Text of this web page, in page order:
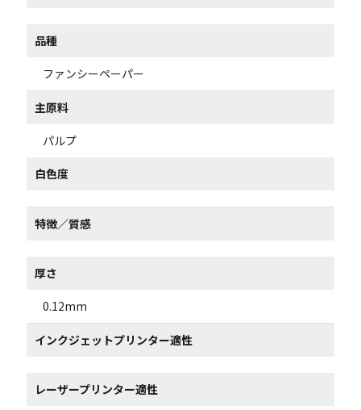
品種
ファンシーペーパー
主原料
パルプ
白色度
特徴／質感
厚さ
0.12mm
インクジェットプリンター適性
レーザープリンター適性